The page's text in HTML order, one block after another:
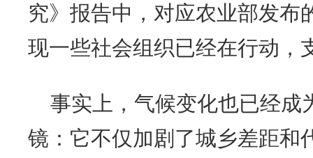
究》报告中，对应农业部发布
现一些社会组织已经在行动，
事实上，气候变化也已经成
镜：它不仅加剧了城乡差距和